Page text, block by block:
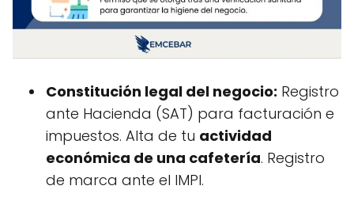
Constitución legal del negocio: Registro
ante Hacienda (SAT) para facturación e
impuestos. Alta de tu actividad
económica de una cafetería. Registro
de marca ante el IMPI.